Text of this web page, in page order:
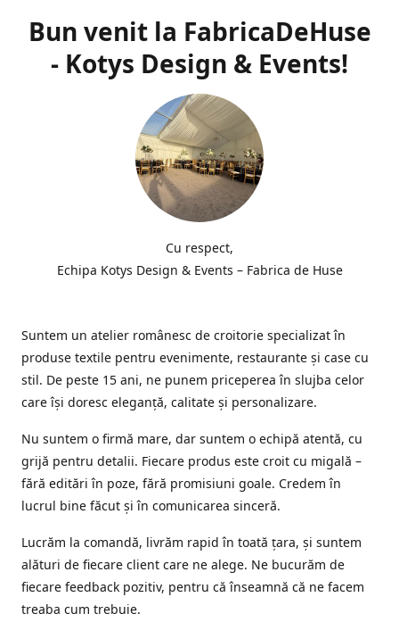
Bun venit la FabricaDeHuse
- Kotys Design & Events!
Cu respect,
Echipa Kotys Design & Events – Fabrica de Huse
Suntem un atelier românesc de croitorie specializat în
produse textile pentru evenimente, restaurante și case cu
stil. De peste 15 ani, ne punem priceperea în slujba celor
care își doresc eleganță, calitate și personalizare.
Nu suntem o firmă mare, dar suntem o echipă atentă, cu
grijă pentru detalii. Fiecare produs este croit cu migală –
fără editări în poze, fără promisiuni goale. Credem în
lucrul bine făcut și în comunicarea sinceră.
Lucrăm la comandă, livrăm rapid în toată țara, și suntem
alături de fiecare client care ne alege. Ne bucurăm de
fiecare feedback pozitiv, pentru că înseamnă că ne facem
treaba cum trebuie.